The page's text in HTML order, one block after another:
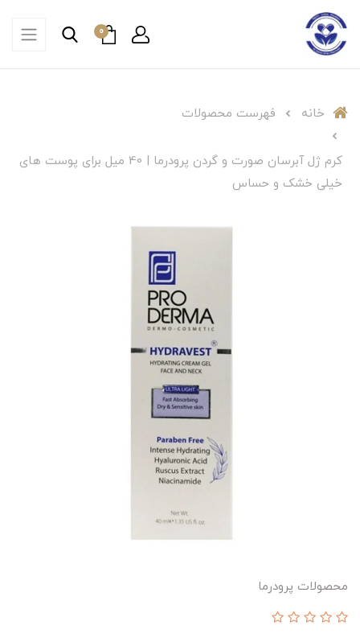
0
خانه فهرست محصولات
کرم ژل آبرسان صورت و گردن پرودرما | 40 میل برای پوست های
خیلی خشک و حساس
محصولات پرودرما